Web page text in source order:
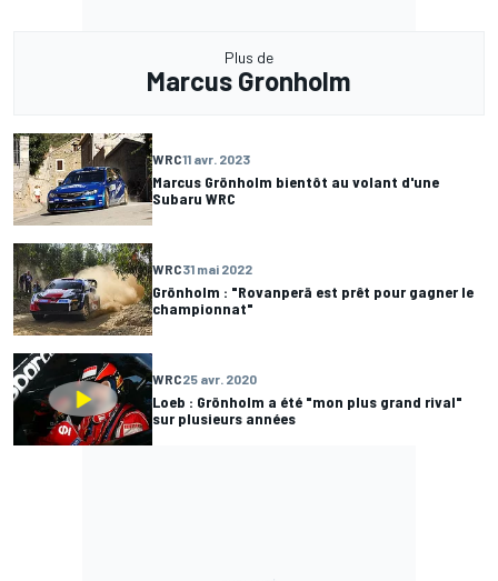
Plus de
Marcus Gronholm
WRC11 avr. 2023
Marcus Grönholm bientôt au volant d'une
Subaru WRC
WRC31 mai 2022
Grönholm : "Rovanperä est prêt pour gagner le
championnat"
WRC25 avr. 2020
Loeb : Grönholm a été "mon plus grand rival"
sur plusieurs années